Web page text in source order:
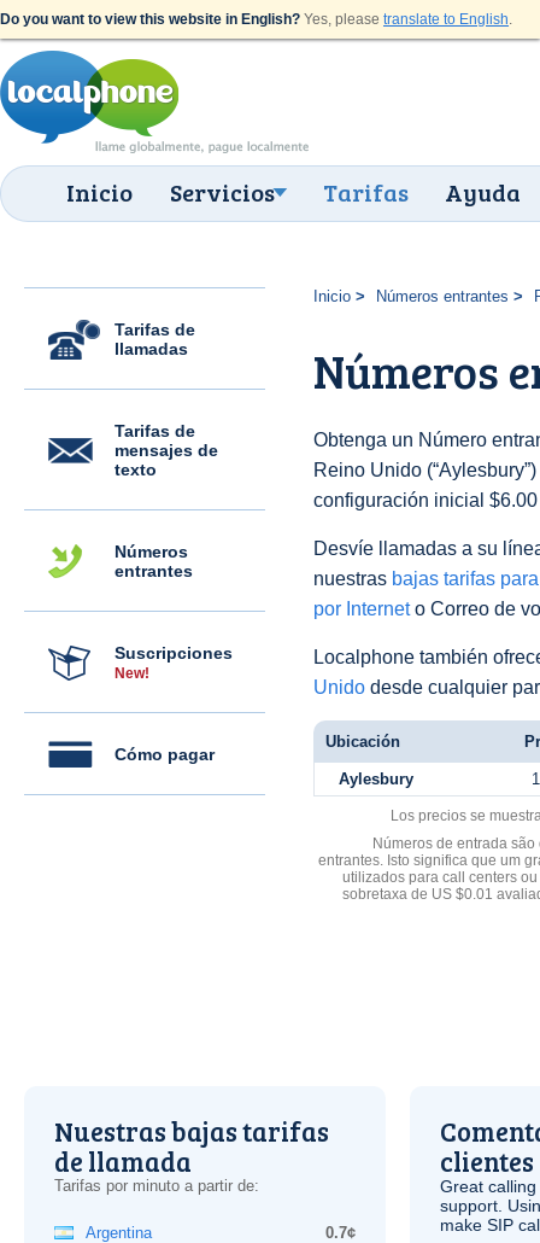
Do you want to view this website in English? Yes, please translate to English.
Inicio Servicios Tarifas Ayuda
Tarifas de
llamadas
Tarifas de
mensajes de
texto
Números
entrantes
Suscripciones
New!
Cómo pagar
Inicio Números entrantes
Números
Obtenga un Número
Reino Unido
configuración inicial
Desvíe llamadas a su
nuestras bajas tarifas
por Interneto Correo de
Localphone también
Unido desde cualquier
Ubicación
Aylesbury
Los precios se
Números de entrada
entrantes. Isto significa que um
utilizados para call centers
sobretaxa de US $0.01
Nuestras bajas tarifas
de llamada
Tarifas por minuto a partir de:
Argentina
0.7¢
clientes
Great
support.
make SIP